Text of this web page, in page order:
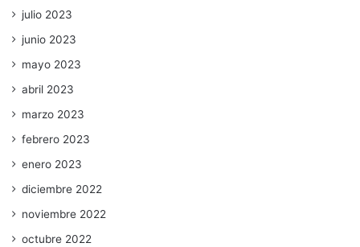
julio 2023
junio 2023
mayo 2023
abril 2023
marzo 2023
febrero 2023
enero 2023
diciembre 2022
noviembre 2022
octubre 2022